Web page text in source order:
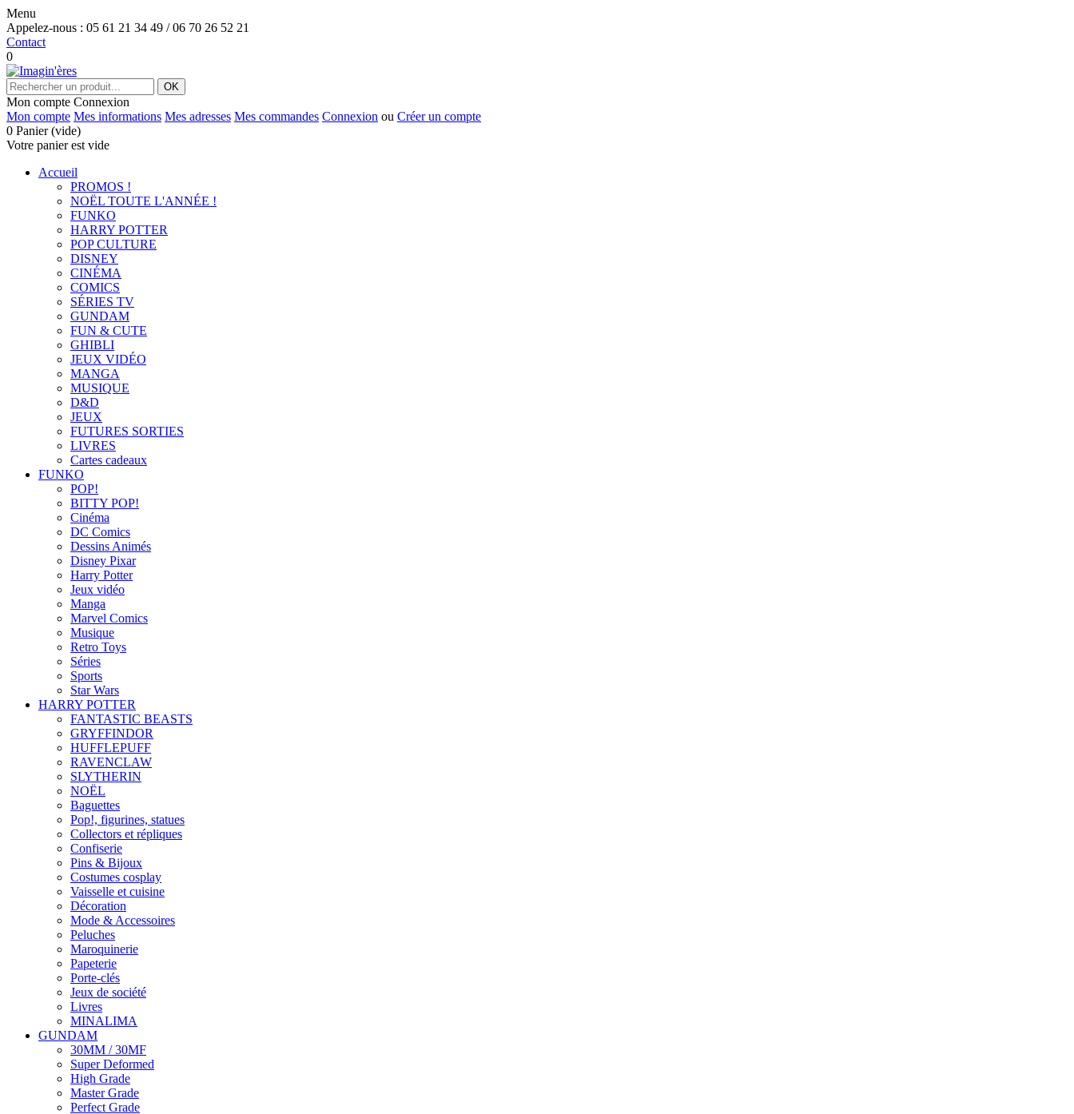
Menu
Appelez-nous : 05 61 21 34 49 / 06 70 26 52 21
Contact
0
OK
Mon compte Connexion
Mon compte Mes informations Mes adresses Mes commandes Connexion ou Créer un compte
0 Panier (vide)
Votre panier est vide
Accueil
PROMOS !
NOËL TOUTE L'ANNÉE !
FUNKO
HARRY POTTER
POP CULTURE
DISNEY
CINÉMA
COMICS
SÉRIES TV
GUNDAM
FUN & CUTE
GHIBLI
JEUX VIDÉO
MANGA
MUSIQUE
D&D
JEUX
FUTURES SORTIES
LIVRES
Cartes cadeaux
FUNKO
POP!
BITTY POP!
Cinéma
DC Comics
Dessins Animés
Disney Pixar
Harry Potter
Jeux vidéo
Manga
Marvel Comics
Musique
Retro Toys
Séries
Sports
Star Wars
HARRY POTTER
FANTASTIC BEASTS
GRYFFINDOR
HUFFLEPUFF
RAVENCLAW
SLYTHERIN
NOËL
Baguettes
Pop!, figurines, statues
Collectors et répliques
Confiserie
Pins & Bijoux
Costumes cosplay
Vaisselle et cuisine
Décoration
Mode & Accessoires
Peluches
Maroquinerie
Papeterie
Porte-clés
Jeux de société
Livres
MINALIMA
GUNDAM
30MM / 30MF
Super Deformed
High Grade
Master Grade
Perfect Grade